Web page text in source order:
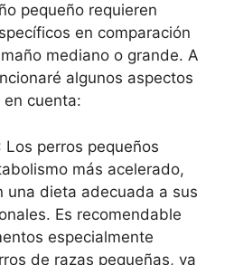
pequeño requieren
en comparación
mediano o grande. A
algunos aspectos
cuenta:
perros pequeños
más acelerado,
una dieta adecuada a sus
Es recomendable
especialmente
de razas pequeñas, ya